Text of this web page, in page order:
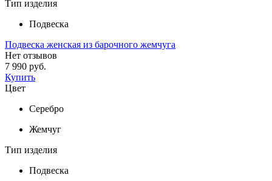
Тип изделия
Подвеска
Подвеска женская из барочного жемчуга
Нет отзывов
7 990 руб.
Купить
Цвет
Серебро
Жемчуг
Тип изделия
Подвеска